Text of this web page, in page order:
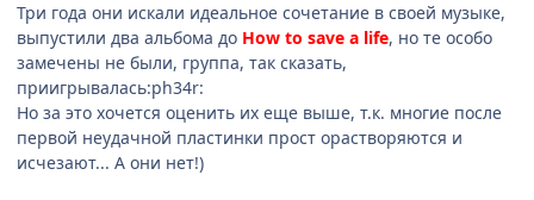
Три года они искали идеальное сочетание в своей музыке,
выпустили два альбома до How to save a life, но те особо
замечены не были, группа, так сказать,
приигрывалась:ph34r:
Но за это хочется оценить их еще выше, т.к. многие после
первой неудачной пластинки прост орастворяются и
исчезают... А они нет!)